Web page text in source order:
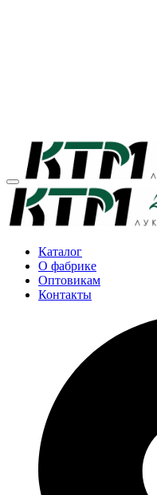
Каталог
О фабрике
Оптовикам
Контакты